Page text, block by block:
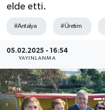
elde etti.
#Antalya #Üretim
05.02.2025 - 16:54
YAYINLANMA
Siyaset